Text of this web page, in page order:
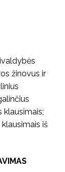
žinovus ir
iš